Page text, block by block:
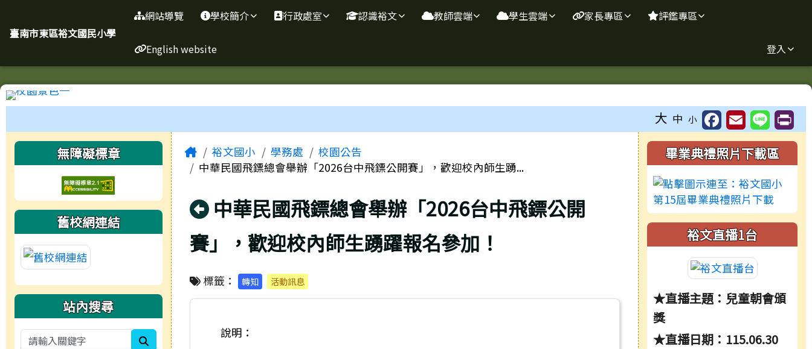
臺南市東區裕文國民小學
臺南市東區裕文國民小學
網站導覽 學校簡介 行政處室 認識裕文 教師雲端 學生雲端 家長專區 評鑑專區
English website 登入
大 中 小
左邊區域內容
無障礙標章
舊校網連結
站內搜尋
search
主內容區域
Home裕文國小 學務處
校園公告
中華民國飛鏢總會舉辦「2026台中飛鏢公開賽」，歡迎校內師生踴...
回上頁
中華民國飛鏢總會舉辦「2026台中飛鏢公開
賽」，歡迎校內師生踴躍報名參加！
標籤： 轉知 活動訊息
說明：
右邊區域內容
畢業典禮照片下載區
裕文直播1台
★直播主題：兒童朝會頒
獎
★直播日期：115.06.30
頁尾區域